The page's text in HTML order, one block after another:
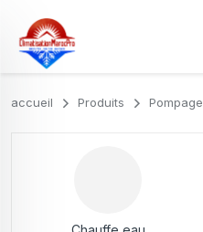
accueil Produits Pompage